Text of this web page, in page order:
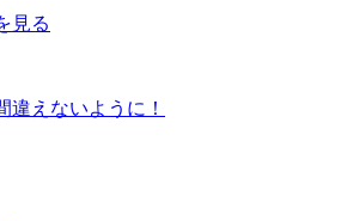
見る
違えないように！